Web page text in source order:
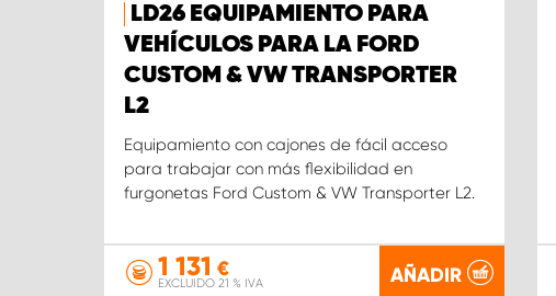
LD26 EQUIPAMIENTO PARA
VEHÍCULOS PARA LA FORD
CUSTOM & VW TRANSPORTER
L2
Equipamiento con cajones de fácil acceso
para trabajar con más flexibilidad en
furgonetas Ford Custom & VW Transporter L2.
1 131 €
EXCLUIDO 21 % IVA AÑADIR